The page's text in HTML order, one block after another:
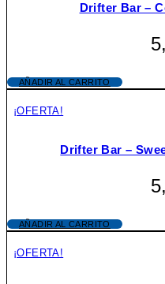
Drifter Bar –
AÑADIR AL CARRITO
¡OFERTA!
Drifter Bar –
AÑADIR AL CARRITO
¡OFERTA!